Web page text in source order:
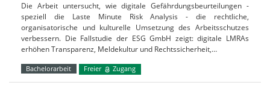
Die Arbeit untersucht, wie digitale Gefährdungsbeurteilungen -
speziell die Laste Minute Risk Analysis - die rechtliche,
organisatorische und kulturelle Umsetzung des Arbeitsschutzes
verbessern. Die Fallstudie der ESG GmbH zeigt: digitale LMRAs
erhöhen Transparenz, Meldekultur und Rechtssicherheit,…
Bachelorarbeit Freier Zugang